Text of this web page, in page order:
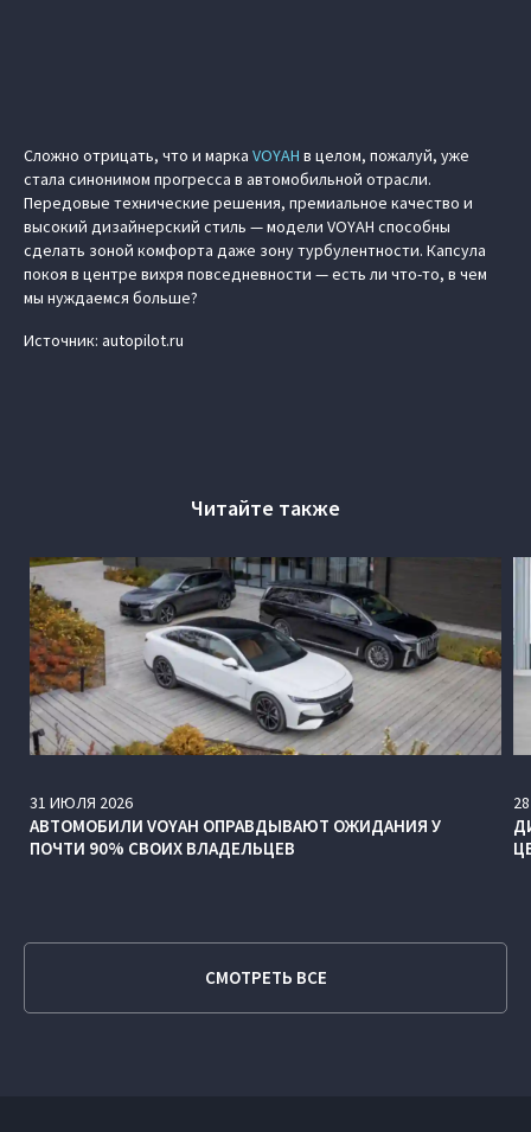
Сложно отрицать, что и марка VOYAH в целом, пожалуй, уже
стала синонимом прогресса в автомобильной отрасли.
Передовые технические решения, премиальное качество и
высокий дизайнерский стиль — модели VOYAH способны
сделать зоной комфорта даже зону турбулентности. Капсула
покоя в центре вихря повседневности — есть ли что-то, в чем
мы нуждаемся больше?
Источник: autopilot.ru
Читайте также
31 ИЮЛЯ 2026
АВТОМОБИЛИ VOYAH ОПРАВДЫВАЮТ ОЖИДАНИЯ У
ПОЧТИ 90% СВОИХ ВЛАДЕЛЬЦЕВ
28
СМОТРЕТЬ ВСЕ